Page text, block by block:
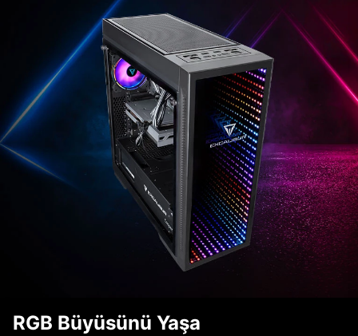
RGB Büyüsünü Yaşa